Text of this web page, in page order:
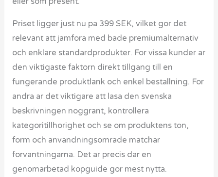
Priset ligger just nu pa 399 SEK, vilket gor det
relevant att jamfora med bade premiumalternativ
och enklare standardprodukter. For vissa kunder ar
den viktigaste faktorn direkt tillgang till en
fungerande produktlank och enkel bestallning. For
andra ar det viktigare att lasa den svenska
beskrivningen noggrant, kontrollera
kategoritillhorighet och se om produktens ton,
form och anvandningsomrade matchar
forvantningarna. Det ar precis dar en
genomarbetad kopguide gor mest nytta.